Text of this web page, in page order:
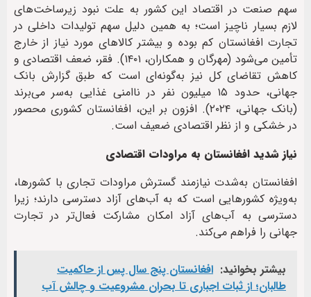
سهم صنعت در اقتصاد این کشور به علت نبود زیرساخت‌های
لازم بسیار ناچیز است؛ به همین دلیل سهم تولیدات داخلی در
تجارت افغانستان کم بوده و بیشتر کالاهای مورد نیاز از خارج
تأمین می‌شود (مهرگان و همکاران، ۱۴۰۱). فقر، ضعف اقتصادی و
کاهش تقاضای کل نیز به‌گونه‌ای است که طبق گزارش بانک
جهانی، حدود ۱۵ میلیون نفر در ناامنی غذایی به‌سر می‌برند
(بانک جهانی، ۲۰۲۴). افزون بر این، افغانستان کشوری محصور
در خشکی و از نظر اقتصادی ضعیف است.
نیاز شدید افغانستان به مراودات اقتصادی
افغانستان به‌شدت نیازمند گسترش مراودات تجاری با کشورها،
به‌ویژه کشورهایی است که به آب‌های آزاد دسترسی دارند؛ زیرا
دسترسی به آب‌های آزاد امکان مشارکت فعال‌تر در تجارت
جهانی را فراهم می‌کند.
بیشتر بخوانید: افغانستان پنج سال پس از حاکمیت
طالبان؛ از ثبات اجباری تا بحران مشروعیت و چالش آب